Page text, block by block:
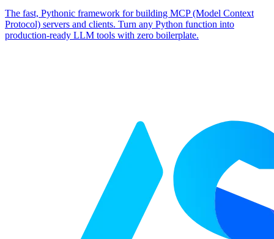
The fast, Pythonic framework for building MCP (Model Context
Protocol) servers and clients. Turn any Python function into
production-ready LLM tools with zero boilerplate.